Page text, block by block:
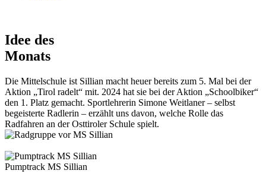
Idee des
Monats
Die Mittelschule ist Sillian macht heuer bereits zum 5. Mal bei der
Aktion „Tirol radelt“ mit. 2024 hat sie bei der Aktion „Schoolbiker“
den 1. Platz gemacht. Sportlehrerin Simone Weitlaner – selbst
begeisterte Radlerin – erzählt uns davon, welche Rolle das
Radfahren an der Osttiroler Schule spielt.
Pumptrack MS Sillian